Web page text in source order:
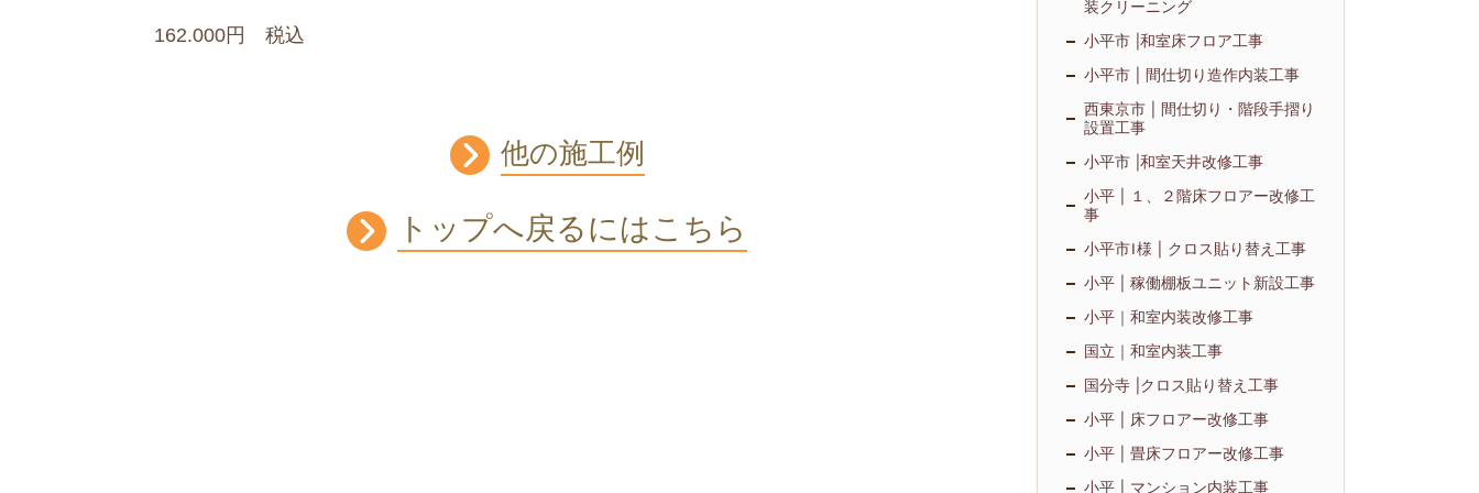
162.000円 税込
他の施工例
トップへ戻るにはこちら
装クリーニング
小平市 |和室床フロア工事
小平市 | 間仕切り造作内装工事
西東京市 | 間仕切り・階段手摺り
設置工事
小平市 |和室天井改修工事
小平 | １、２階床フロアー改修工
事
小平市I様 | クロス貼り替え工事
小平 | 稼働棚板ユニット新設工事
小平｜和室内装改修工事
国立｜和室内装工事
国分寺 |クロス貼り替え工事
小平 | 床フロアー改修工事
小平 | 畳床フロアー改修工事
小平 | マンション内装工事